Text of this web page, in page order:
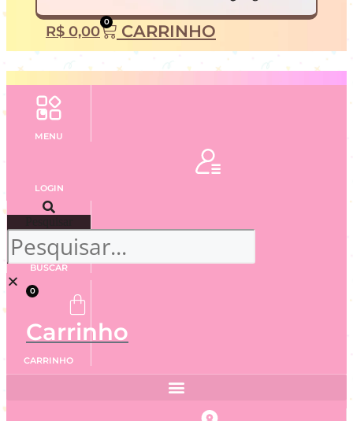
R$ 0,00
0 CARRINHO
MENU
LOGIN
BUSCAR
0
Carrinho
CARRINHO